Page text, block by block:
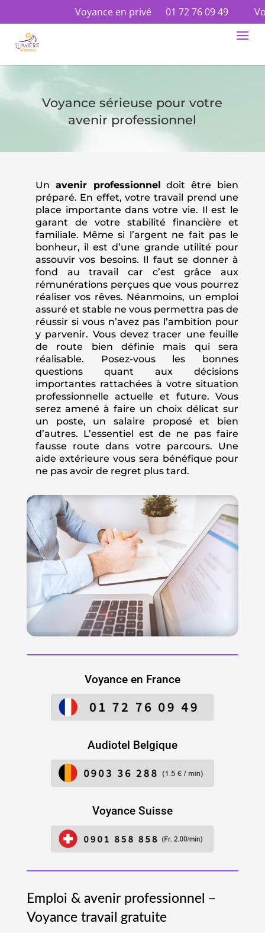
Voyance en privé 01 72 76 09 49
Voyance sérieuse pour votre
avenir professionnel
Un avenir professionnel doit être bien
préparé. En effet, votre travail prend une
place importante dans votre vie. Il est le
garant de votre stabilité financière et
familiale. Même si l’argent ne fait pas le
bonheur, il est d’une grande utilité pour
assouvir vos besoins. Il faut se donner à
fond au travail car c’est grâce aux
rémunérations perçues que vous pourrez
réaliser vos rêves. Néanmoins, un emploi
assuré et stable ne vous permettra pas de
réussir si vous n’avez pas l’ambition pour
y parvenir. Vous devez tracer une feuille
de route bien définie mais qui sera
réalisable. Posez-vous les bonnes
questions quant aux décisions
importantes rattachées à votre situation
professionnelle actuelle et future. Vous
serez amené à faire un choix délicat sur
un poste, un salaire proposé et bien
d’autres. L’essentiel est de ne pas faire
fausse route dans votre parcours. Une
aide extérieure vous sera bénéfique pour
ne pas avoir de regret plus tard.
Voyance en France
Audiotel Belgique
Voyance Suisse
Emploi & avenir professionnel –
Voyance travail gratuite